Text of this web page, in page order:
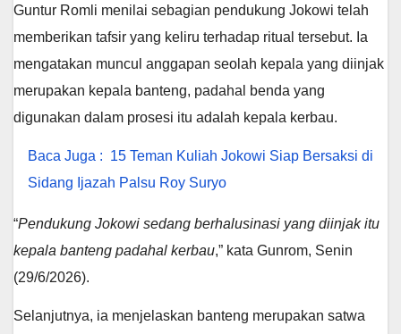
Guntur Romli menilai sebagian pendukung Jokowi telah
memberikan tafsir yang keliru terhadap ritual tersebut. Ia
mengatakan muncul anggapan seolah kepala yang diinjak
merupakan kepala banteng, padahal benda yang
digunakan dalam prosesi itu adalah kepala kerbau.
Baca Juga : 15 Teman Kuliah Jokowi Siap Bersaksi di
Sidang Ijazah Palsu Roy Suryo
“Pendukung Jokowi sedang berhalusinasi yang diinjak itu
kepala banteng padahal kerbau,” kata Gunrom, Senin
(29/6/2026).
Selanjutnya, ia menjelaskan banteng merupakan satwa